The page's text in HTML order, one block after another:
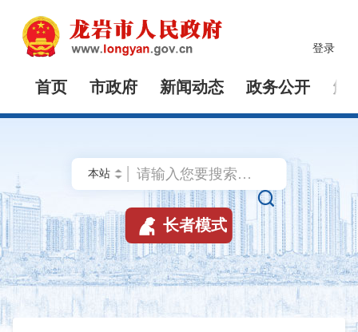
登录
首页 市政府 新闻动态 政务公开 解

 长者模式